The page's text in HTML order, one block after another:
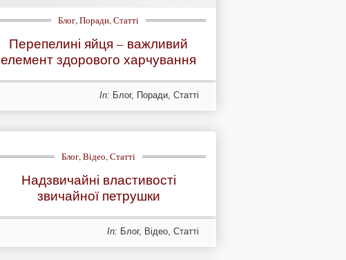
Блог,Поради,Статті
Перепелині яйця – важливий
елемент здорового харчування
In: Блог, Поради, Статті
Блог,Відео,Статті
Надзвичайні властивості
звичайної петрушки
In: Блог, Відео, Статті